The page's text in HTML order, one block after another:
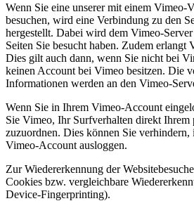
Wenn Sie eine unserer mit einem Vimeo-
besuchen, wird eine Verbindung zu den
hergestellt. Dabei wird dem Vimeo-
Seiten Sie besucht haben. Zudem erlangt
Dies gilt auch dann, wenn Sie nicht bei
keinen Account bei Vimeo besitzen. Die
Informationen werden an den Vimeo-
Wenn Sie in Ihrem Vimeo-Account
Sie Vimeo, Ihr Surfverhalten direkt Ihrem
zuzuordnen. Dies können Sie verhindern,
Vimeo-Account ausloggen.
Zur Wiedererkennung der
Cookies bzw. vergleichbare
Device-Fingerprinting).